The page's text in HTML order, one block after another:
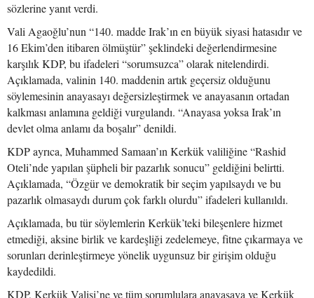
sözlerine yanıt verdi.
Vali Agaoğlu’nun “140. madde Irak’ın en büyük siyasi hatasıdır ve
16 Ekim’den itibaren ölmüştür” şeklindeki değerlendirmesine
karşılık KDP, bu ifadeleri “sorumsuzca” olarak nitelendirdi.
Açıklamada, valinin 140. maddenin artık geçersiz olduğunu
söylemesinin anayasayı değersizleştirmek ve anayasanın ortadan
kalkması anlamına geldiği vurgulandı. “Anayasa yoksa Irak’ın
devlet olma anlamı da boşalır” denildi.
KDP ayrıca, Muhammed Samaan’ın Kerkük valiliğine “Rashid
Oteli’nde yapılan şüpheli bir pazarlık sonucu” geldiğini belirtti.
Açıklamada, “Özgür ve demokratik bir seçim yapılsaydı ve bu
pazarlık olmasaydı durum çok farklı olurdu” ifadeleri kullanıldı.
Açıklamada, bu tür söylemlerin Kerkük’teki bileşenlere hizmet
etmediği, aksine birlik ve kardeşliği zedelemeye, fitne çıkarmaya ve
sorunları derinleştirmeye yönelik uygunsuz bir girişim olduğu
kaydedildi.
KDP, Kerkük Valisi’ne ve tüm sorumlulara anayasaya ve Kerkük